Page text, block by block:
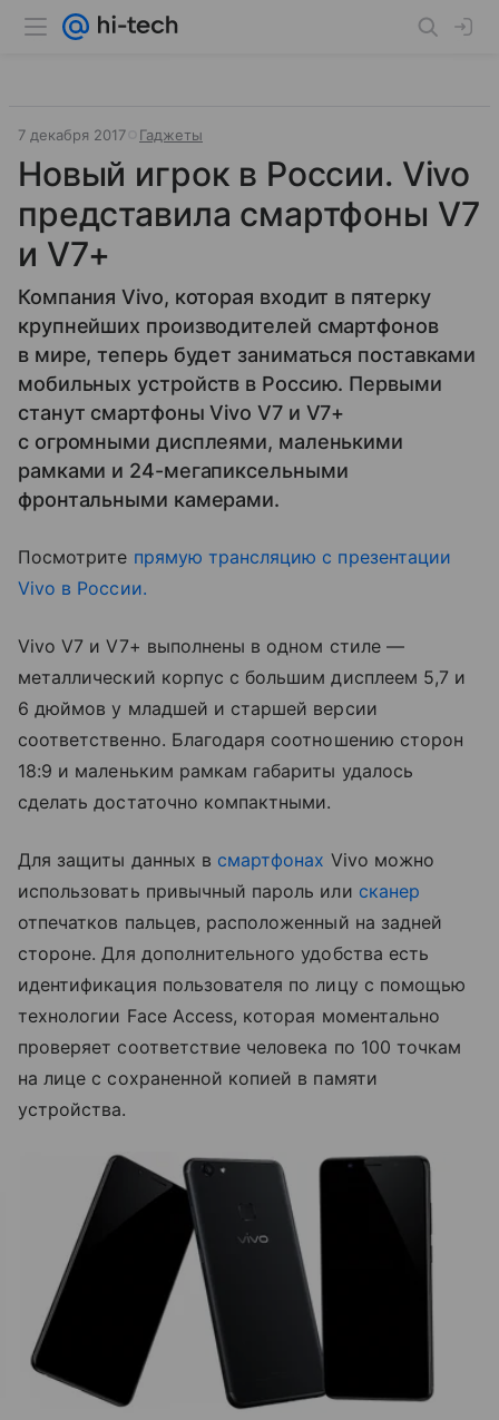
7 декабря 2017 Гаджеты
Новый игрок в России. Vivo
представила смартфоны V7
и V7+
Компания Vivo, которая входит в пятерку
крупнейших производителей смартфонов
в мире, теперь будет заниматься поставками
мобильных устройств в Россию. Первыми
станут смартфоны Vivo V7 и V7+
с огромными дисплеями, маленькими
рамками и 24-мегапиксельными
фронтальными камерами.
Посмотрите прямую трансляцию с презентации
Vivo в России.
Vivo V7 и V7+ выполнены в одном стиле —
металлический корпус с большим дисплеем 5,7 и
6 дюймов у младшей и старшей версии
соответственно. Благодаря соотношению сторон
18:9 и маленьким рамкам габариты удалось
сделать достаточно компактными.
Для защиты данных в смартфонах Vivo можно
использовать привычный пароль или сканер
отпечатков пальцев, расположенный на задней
стороне. Для дополнительного удобства есть
идентификация пользователя по лицу с помощью
технологии Face Access, которая моментально
проверяет соответствие человека по 100 точкам
на лице с сохраненной копией в памяти
устройства.